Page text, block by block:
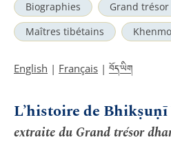
Biographies
Grand
Maîtres tibétains
English | Français | བོད་ཡིག
L’histoire de
extraite du Grand trésor